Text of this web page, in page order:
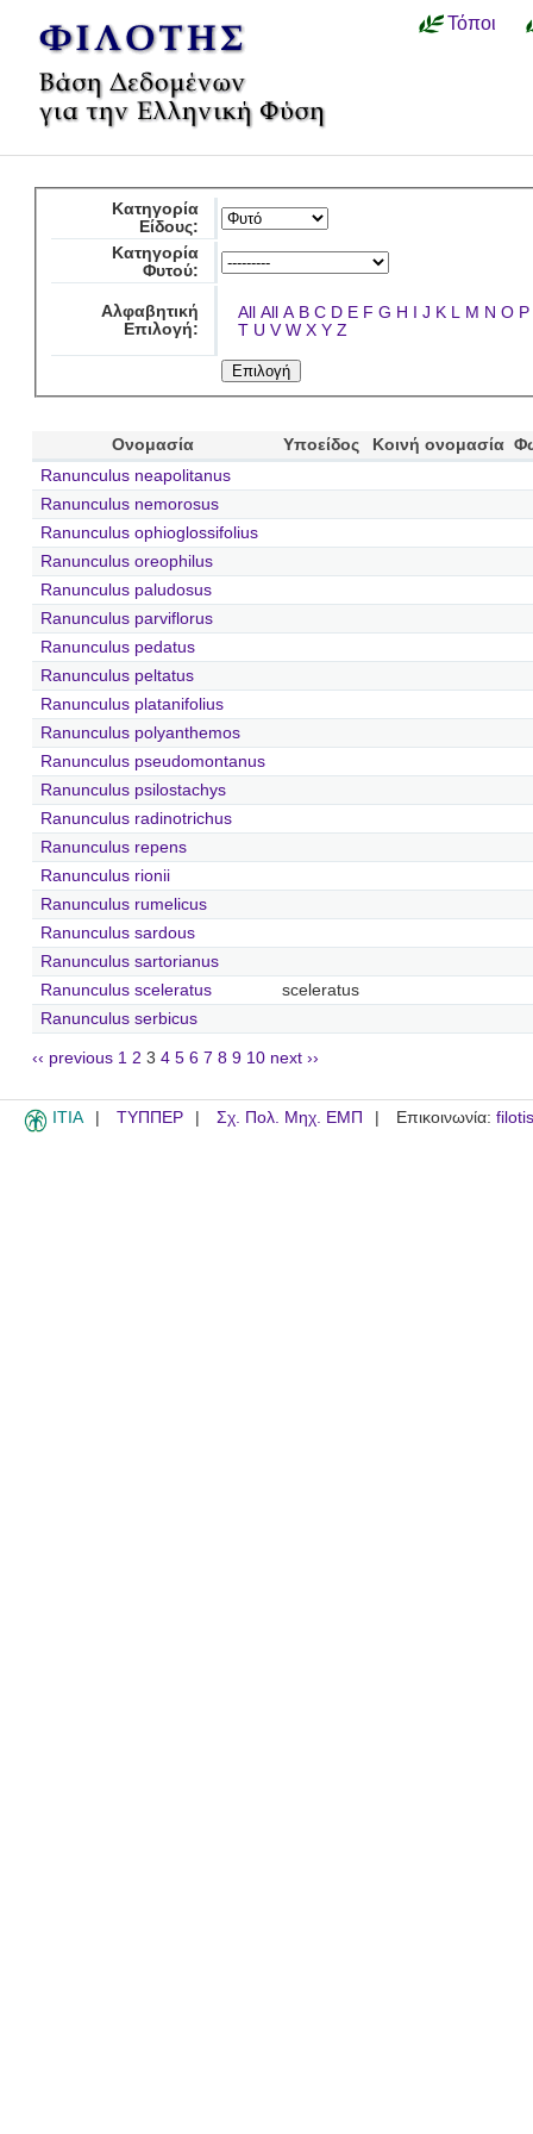
Τόποι
Κατηγορία
Είδους:
Κατηγορία
Φυτού:
Αλφαβητική
Επιλογή:
All All A B C D E F G H I J K L M N O P
T U V W X Y Z
Ονομασία Υποείδος Κοινή ονομασία
Ranunculus neapolitanus
Ranunculus nemorosus
Ranunculus ophioglossifolius
Ranunculus oreophilus
Ranunculus paludosus
Ranunculus parviflorus
Ranunculus pedatus
Ranunculus peltatus
Ranunculus platanifolius
Ranunculus polyanthemos
Ranunculus pseudomontanus
Ranunculus psilostachys
Ranunculus radinotrichus
Ranunculus repens
Ranunculus rionii
Ranunculus rumelicus
Ranunculus sardous
Ranunculus sartorianus
Ranunculus sceleratus
sceleratus
Ranunculus serbicus
‹‹ previous 1 2 3 4 5 6 7 8 9 10 next ››
ITIA ΤΥΠΠΕΡ Σχ. Πολ. Μηχ. ΕΜΠ Επικοινωνία: